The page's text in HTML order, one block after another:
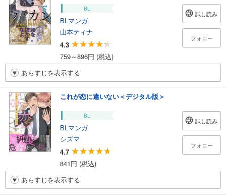
BL
BLマンガ
山本ティナ
4.3
759～896円 (税込)
試し読み
フォロー
あらすじを表示する
これが恋に違いない＜デジタル版＞
BL
BLマンガ
シズマ
4.7
841円 (税込)
試し読み
フォロー
あらすじを表示する